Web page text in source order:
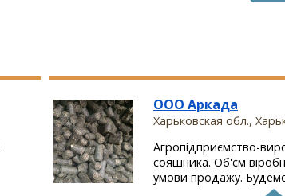
ООО Аркада
Харьковская обл.,
Агропідприємство-
сояшника. Об'єм
умови продажу. Будемо